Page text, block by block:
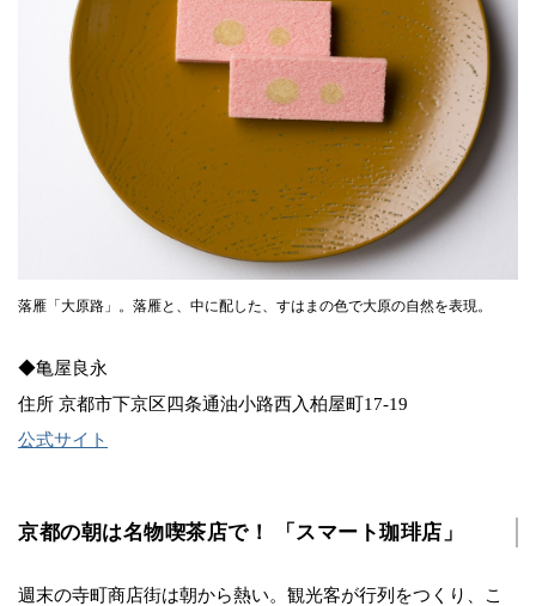
落雁「大原路」。落雁と、中に配した、すはまの色で大原の自然を表現。
◆亀屋良永
住所 京都市下京区四条通油小路西入柏屋町17-19
公式サイト
京都の朝は名物喫茶店で！ 「スマート珈琲店」
週末の寺町商店街は朝から熱い。観光客が行列をつくり、こ